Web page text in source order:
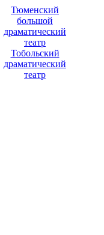
Тюменский
большой
драматический
театр
Тобольский
драматический
театр